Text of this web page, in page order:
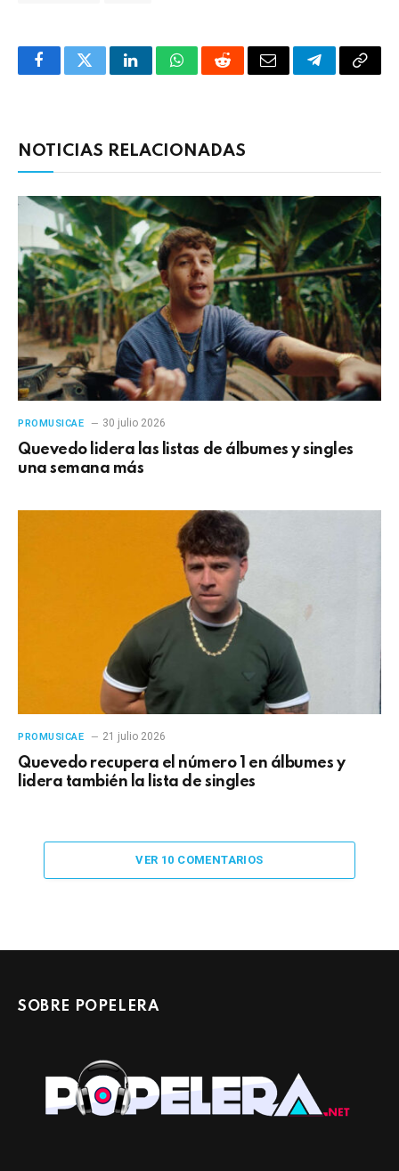
FacebookTwitterLinkedInWhatsAppRedditCorreoTelegrama
NOTICIAS RELACIONADAS
PROMUSICAE 30 julio 2026
Quevedo lidera las listas de álbumes y singles
una semana más
PROMUSICAE 21 julio 2026
Quevedo recupera el número 1 en álbumes y
lidera también la lista de singles
VER 10 COMENTARIOS
SOBRE POPELERA